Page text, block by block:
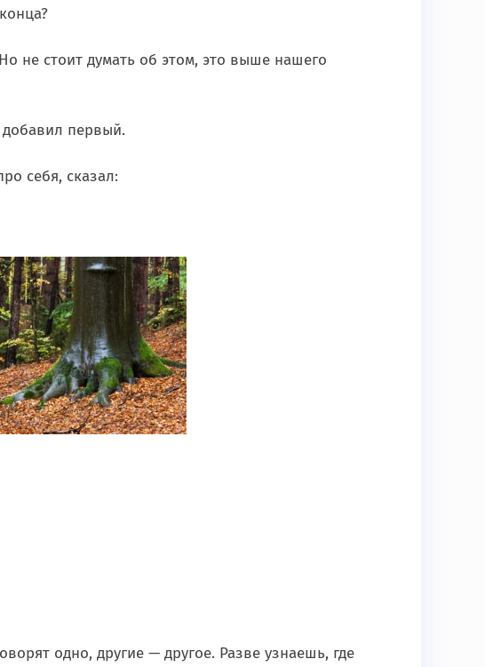
не стоит думать об этом, это выше нашего
добавил первый.
себя, сказал:
одно, другие — другое. Разве узнаешь, где